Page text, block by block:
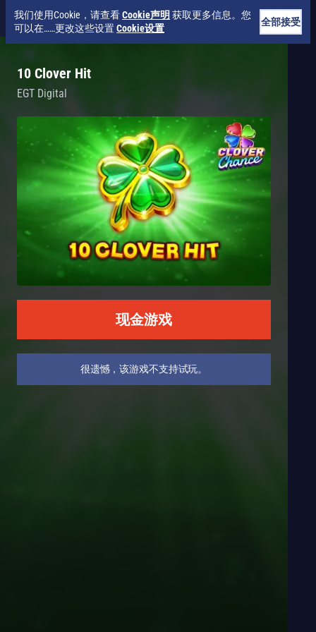
10 Clover Hit
EGT Digital
现金游戏
很遗憾，该游戏不支持试玩。
我们使用Cookie，请查看Cookie声明 获取更多信息。您
可以在……更改这些设置Cookie设置
全部接受